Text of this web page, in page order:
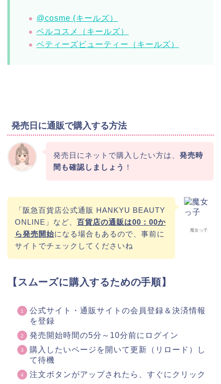
@cosme (キールズ）
ベルコスメ（キールズ）
ベティーズビューティー（キールズ）
発売日に通販で購入する方法
発売日にネットで購入したい方は、 発売時
間も確認しましょう ！
魔女っ子
「阪急百貨店公式通販 HANKYU BEAUTY
ONLINE」など、 百貨店の通販は00：00か
ら発売開始になる場合もあるので、事前に
サイトでチェックしてくださいね
【スムーズに購入するための手順】
公式サイト・通販サイトの会員登録＆決済情報
を登録
発売開始時間の5分～10分前にログイン
購入したいページを開いて更新（リロード）し
て待機
注文ボタンがアップされたら、すぐにクリック